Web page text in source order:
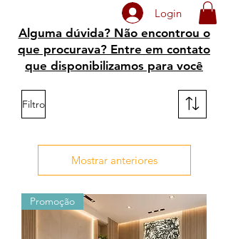
Login
Alguma dúvida? Não encontrou o
que procurava? Entre em contato
que disponibilizamos para você
Filtro
Mostrar anteriores
Promoção